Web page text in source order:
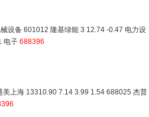
设备 601012 隆基绿能 3 12.74 -0.47 电力设
电子 688396
上海 13310.90 7.14 3.99 1.54 688025 杰普